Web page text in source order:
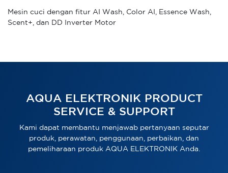
Mesin cuci dengan fitur AI Wash, Color AI, Essence Wash,
Scent+, dan DD Inverter Motor
AQUA ELEKTRONIK PRODUCT
SERVICE & SUPPORT
Kami dapat membantu menjawab pertanyaan seputar
produk, perawatan, penggunaan, perbaikan, dan
pemeliharaan produk AQUA ELEKTRONIK Anda.